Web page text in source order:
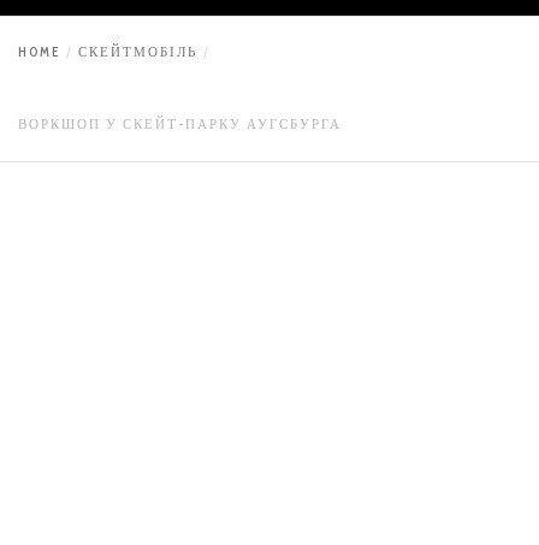
HOME СКЕЙТМОБІЛЬ
ВОРКШОП У СКЕЙТ-ПАРКУ АУГСБУРГА